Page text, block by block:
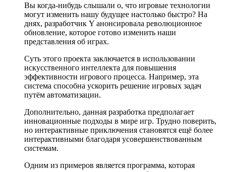
Вы когда-нибудь слышали о, что игровые технологии
могут изменить нашу будущее настолько быстро? На
днях, разработчик Y анонсировала революционное
обновление, которое готово изменить наши
представления об играх.
Суть этого проекта заключается в использовании
искусственного интеллекта для повышения
эффективности игрового процесса. Например, эта
система способна ускорить решение игровых задач
путём автоматизации.
Дополнительно, данная разработка предполагает
инновационные подходы в мире игр. Трудно поверить,
но интерактивные приключения становятся ещё более
интерактивными благодаря усовершенствованным
системам.
Одним из примеров является программа, которая